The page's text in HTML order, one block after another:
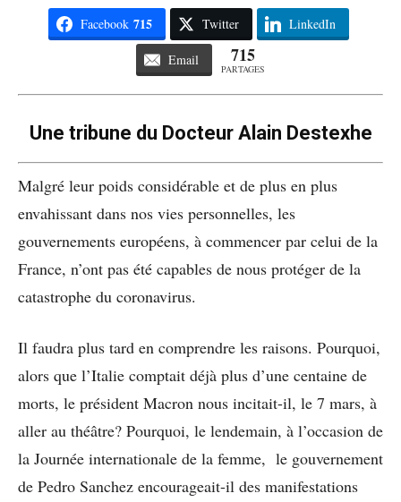
Facebook 715 Twitter LinkedIn
Email 715
PARTAGES
Une tribune du Docteur Alain Destexhe
Malgré leur poids considérable et de plus en plus
envahissant dans nos vies personnelles, les
gouvernements européens, à commencer par celui de la
France, n’ont pas été capables de nous protéger de la
catastrophe du coronavirus.
Il faudra plus tard en comprendre les raisons. Pourquoi,
alors que l’Italie comptait déjà plus d’une centaine de
morts, le président Macron nous incitait-il, le 7 mars, à
aller au théâtre? Pourquoi, le lendemain, à l’occasion de
la Journée internationale de la femme, le gouvernement
de Pedro Sanchez encourageait-il des manifestations